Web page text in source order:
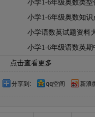
小学1-6年级奥数类
小学1-6年级奥数知识
小学语数英试题资料
小学1-6年级语数英
点击查看更多
分享到: qq空间 新浪